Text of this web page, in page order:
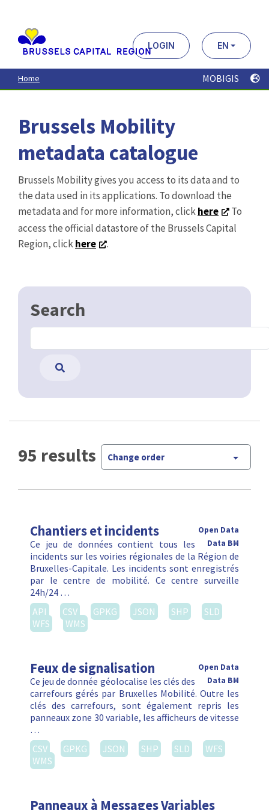
contenu
principal
LOGIN EN
Home MOBIGIS
Brussels Mobility
metadata catalogue
Brussels Mobility gives you access to its data and to
the data used in its applications. To download the
metadata and for more information, clickhere
To
access the official datastore of the Brussels Capital
Region, clickhere .
Search
95 results Change order
Chantiers et incidents
Open Data
Data BM
Ce jeu de données contient tous les
incidents sur les voiries régionales de la Région de
Bruxelles-Capitale. Les incidents sont enregistrés
par le centre de mobilité. Ce centre surveille
24h/24 …
API
CSV GPKG JSON SHP
SLD
WFS
WMS
Feux de signalisation
Open Data
Data BM
Ce jeu de donnée géolocalise les clés des
carrefours gérés par Bruxelles Mobilité. Outre les
clés des carrefours, sont également repris les
panneaux zone 30 variable, les afficheurs de vitesse
…
CSV
GPKG JSON SHP SLD
WFS
WMS
Panneaux à Messages Variables